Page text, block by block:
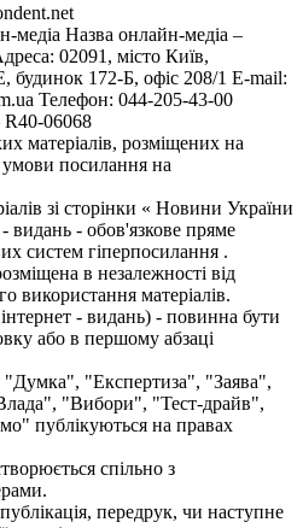
медіа Назва онлайн-медіа –
02091, місто Київ,
172-Б, офіс 208/1 E-mail:
Телефон: 044-205-43-00
R40-06068
матеріалів, розміщених на
умови посилання на
зі сторінки « Новини України
- видань - обов'язкове пряме
систем гіперпосилання .
в незалежності від
використання матеріалів.
- видань) - повинна бути
або в першому абзаці
"Експертиза", "Заява",
"Вибори", "Тест-драйв",
публікуються на правах
спільно з
передрук, чи наступне